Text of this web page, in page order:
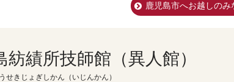
鹿児島市へお越しの
紡績所技師館（異人館）
せきじょぎしかん（いじんかん）